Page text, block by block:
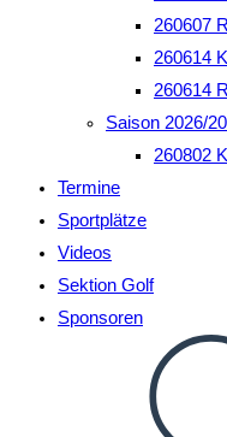
260607
260614
260614
Saison 2026/
260802
Termine
Sportplätze
Videos
Sektion Golf
Sponsoren